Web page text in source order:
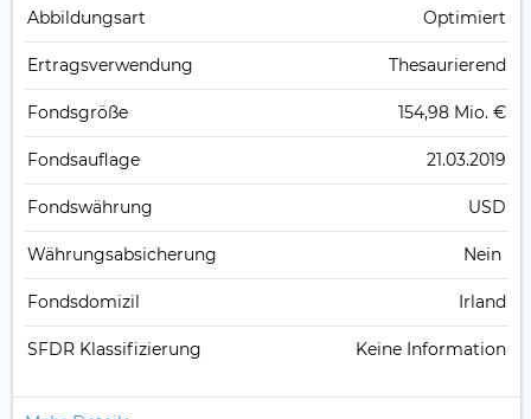
Abbildungs­art Optimiert
Ertrags­verwendung Thesaurierend
Fonds­größe 154,98 Mio. €
Fonds­auflage 21.03.2019
Fonds­währung USD
Währungsabsicherung Nein
Fondsdomizil Irland
SFDR Klassifizierung Keine Information